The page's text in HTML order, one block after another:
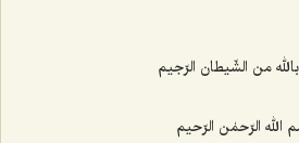
من الشّیطان الرّجیم
الله الرّحمٰن الرّحیم